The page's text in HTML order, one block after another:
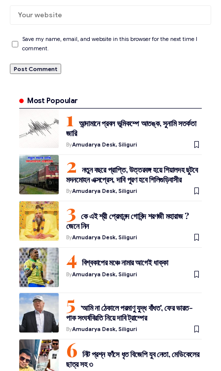
Save my name, email, and website in this browser for the next time I
comment.
Most Popoular
আন্দামানে প্রবল ভূমিকম্পে আতঙ্ক, সুনামি সতর্কতা
জারি
ByAmudarya Desk, Siliguri
নতুন বছরে প্রাপ্তি, উত্তরবঙ্গ হয়ে শিয়ালদহ ছুটবে
মদনমোহন এক্সপ্রেস, দাবি পূরণ হবে শিলিগুড়িবাসীর
ByAmudarya Desk, Siliguri
কে এই শ্রী প্রেমানন্দ গোবিন্দ শরণজী মহারাজ ?
জেনে নিন
ByAmudarya Desk, Siliguri
বিশ্বকাপের মঞ্চে নামার আগেই ধাক্কা
ByAmudarya Desk, Siliguri
‘আমি না ঠেকালে পরমাণু যুদ্ধ বাঁধত’, ফের ভারত-
পাক সংঘর্ষবিরতি নিয়ে দাবি ট্রাম্পের
ByAmudarya Desk, Siliguri
নিট প্রশ্ন ফাঁসে ধৃত বিজেপি যুব নেতা, মেডিকেলের
ছাত্র সহ ৩